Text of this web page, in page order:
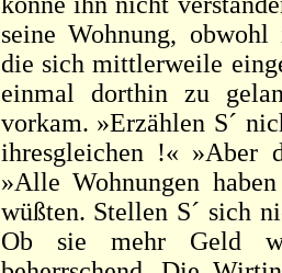
seine Wohnung,
die sich mittlerweile
einmal dorthin zu
vorkam. »Erzählen S´
ihresgleichen !«
»Alle Wohnungen
wüßten. Stellen S´ sich
Ob sie mehr Geld